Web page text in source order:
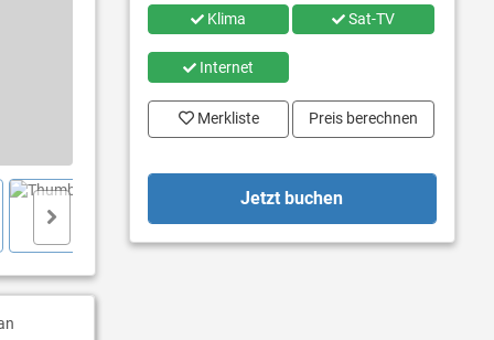
Klima Sat-TV
Internet
Merkliste Preis berechnen
Jetzt buchen